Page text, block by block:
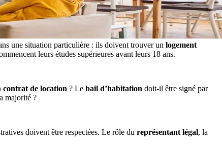
une situation particulière : ils doivent trouver un logement
leurs études supérieures avant leurs 18 ans.
contrat de location ? Le bail d’habitation doit-il être signé par
majorité ?
doivent être respectées. Le rôle du représentant légal, la